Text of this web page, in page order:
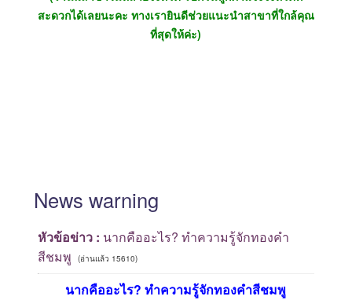
สะดวกได้เลยนะคะ ทางเรายินดีช่วยแนะนำสาขาที่ใกล้คุณ
ที่สุดให้ค่ะ)
News warning
หัวข้อข่าว : นากคืออะไร? ทำความรู้จักทองคำ
สีชมพู
(อ่านแล้ว 15610)
นากคืออะไร? ทำความรู้จักทองคำสีชมพู